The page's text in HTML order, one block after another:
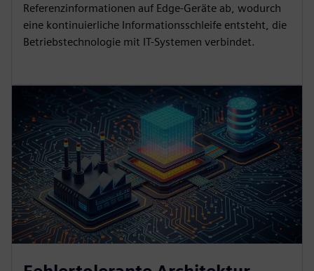
Referenzinformationen auf Edge-Geräte ab, wodurch
eine kontinuierliche Informationsschleife entsteht, die
Betriebstechnologie mit IT-Systemen verbindet.